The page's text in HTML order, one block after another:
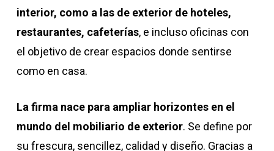
interior, como a las de exterior de hoteles,
restaurantes, cafeterías, e incluso oficinas con
el objetivo de crear espacios donde sentirse
como en casa.
La firma nace para ampliar horizontes en el
mundo del mobiliario de exterior. Se define por
su frescura, sencillez, calidad y diseño. Gracias a